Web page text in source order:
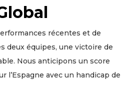
récentes et de
deux équipes, une victoire de
Nous anticipons un score
l’Espagne avec un handicap de